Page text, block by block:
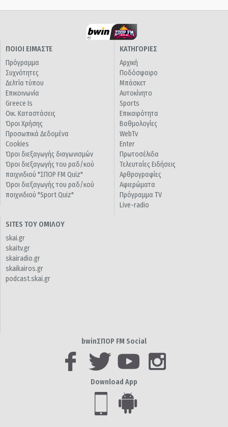
ΠΟΙΟΙ ΕΙΜΑΣΤΕ
Πρόγραμμα
Συχνότητες
Δελτία τύπου
Επικοινωνία
Greece Is
Οικ. Καταστάσεις
Όροι Χρήσης
Προσωπικά Δεδομένα
Cookies
Όροι διεξαγωγής διαγωνισμών
Όροι διεξαγωγής του ραδ/κού
παιχνιδιού "ΣΠΟΡ FM Quiz"
Όροι διεξαγωγής του ραδ/κού
παιχνιδιού "Sport Quiz"
ΚΑΤΗΓΟΡΙΕΣ
Αρχική
Ποδόσφαιρο
Μπάσκετ
Αυτοκίνητο
Sports
Επικαιρότητα
Βαθμολογίες
WebTv
Enter
Πρωτοσέλιδα
Τελευταίες Ειδήσεις
Αρθρογραφίες
Αφιερώματα
Πρόγραμμα TV
Live-radio
SITES ΤΟΥ ΟΜΙΛΟΥ
skai.gr
skaitv.gr
skairadio.gr
skaikairos.gr
podcast.skai.gr
bwinΣΠΟΡ FM Social
Download App